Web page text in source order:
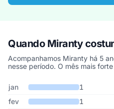
Quando Miranty
Acompanhamos Miranty há 5
nesse período. O mês mais
Cupons de Miranty publicados
Mês Cupons publicados
jan
1
fev
1